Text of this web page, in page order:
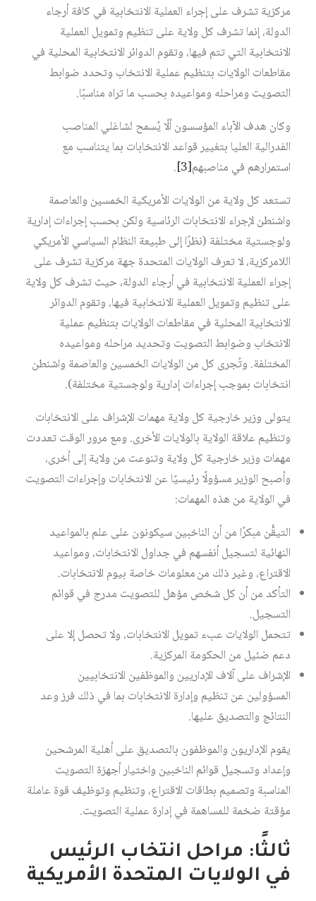
مركزية تشرف على إجراء العملية الانتخابية في كافة أرجاء
الدولة، إنما تشرف كل ولاية على تنظيم وتمويل العملية
الانتخابية التي تتم فيها، وتقوم الدوائر الانتخابية المحلية في
مقاطعات الولايات بتنظيم عملية الانتخاب وتحدد ضوابط
التصويت ومراحله ومواعيده بحسب ما تراه مناسبًا.
وكان هدف الآباء المؤسسون ألّا يُسمح لشاغلي المناصب
الفدرالية العليا بتغيير قواعد الانتخابات بما يتناسب مع
استمرارهم في مناصبهم[3]
.
تستعد كل ولاية من الولايات الأمريكية الخمسين والعاصمة
واشنطن لإجراء الانتخابات الرئاسية ولكن بحسب إجراءات إدارية
ولوجستية مختلفة (نظرًا إلى طبيعة النظام السياسي الأمريكي
اللامركزية، لا تعرف الولايات المتحدة جهة مركزية تشرف على
إجراء العملية الانتخابية في أرجاء الدولة، حيث تشرف كل ولاية
على تنظيم وتمويل العملية الانتخابية فيها، وتقوم الدوائر
الانتخابية المحلية في مقاطعات الولايات بتنظيم عملية
الانتخاب وضوابط التصويت وتحديد مراحله ومواعيده
المختلفة. وتُجرى كل من الولايات الخمسين والعاصمة واشنطن
انتخابات بموجب إجراءات إدارية ولوجستية مختلفة).
يتولى وزير خارجية كل ولاية مهمات الإشراف على الانتخابات
وتنظيم علاقة الولاية بالولايات الأخرى. ومع مرور الوقت تعددت
مهمات وزير خارجية كل ولاية وتنوعت من ولاية إلى أخرى،
وأصبح الوزير مسؤولًا رئيسيًا عن الانتخابات وإجراءات التصويت
في الولاية من هذه المهمات:
التيقُّن مبكرًا من أن الناخبين سيكونون على علم بالمواعيد
النهائية لتسجيل أنفسهم في جداول الانتخابات، ومواعيد
الاقتراع، وغير ذلك من معلومات خاصة بيوم الانتخابات.
التأكد من أن كل شخص مؤهل للتصويت مدرج في قوائم
التسجيل.
تتحمل الولايات عبء تمويل الانتخابات، ولا تحصل إلا على
دعم ضئيل من الحكومة المركزية.
الإشراف على آلاف الإداريين والموظفين الانتخابيين
المسؤولين عن تنظيم وإدارة الانتخابات بما في ذلك فرز وعد
النتائج والتصديق عليها.
يقوم الإداريون والموظفون بالتصديق على أهلية المرشحين
وإعداد وتسجيل قوائم الناخبين واختيار أجهزة التصويت
المناسبة وتصميم بطاقات الاقتراع، وتنظيم وتوظيف قوة عاملة
مؤقتة ضخمة للمساهمة في إدارة عملية التصويت.
ثالثًا: مراحل انتخاب الرئيس
في الولايات المتحدة الأمريكية